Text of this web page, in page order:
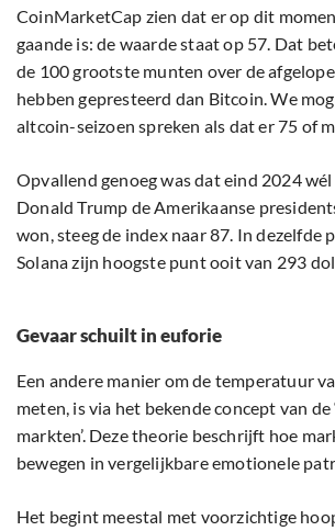
CoinMarketCap zien dat er op dit
gaande is: de waarde staat op 57. Dat
de 100 grootste munten over de
hebben gepresteerd dan Bitcoin. We
altcoin-seizoen spreken als dat er 75 of
Opvallend genoeg was dat eind 2024 wél
Donald Trump de Amerikaanse
won, steeg de index naar 87. In dezelfde
Solana zijn hoogste punt ooit van 293
Gevaar schuilt in euforie
Een andere manier om de temperatuur
meten, is via het bekende concept van de
markten’. Deze theorie beschrijft hoe
bewegen in vergelijkbare emotionele
Het begint meestal met voorzichtige